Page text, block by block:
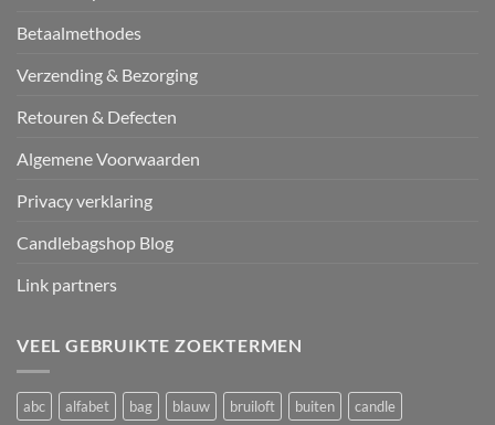
Betaalmethodes
Verzending & Bezorging
Retouren & Defecten
Algemene Voorwaarden
Privacy verklaring
Candlebagshop Blog
Link partners
VEEL GEBRUIKTE ZOEKTERMEN
abc alfabet bag blauw bruiloft buiten
candle